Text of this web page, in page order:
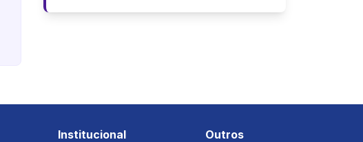
Institucional
Outros